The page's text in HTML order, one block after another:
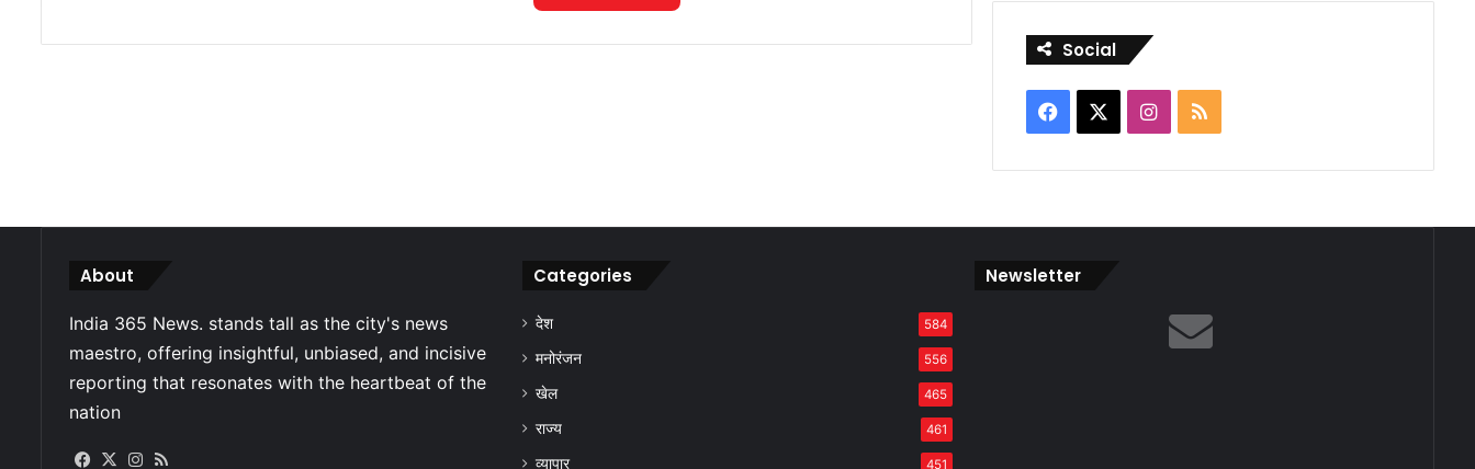
Social
Facebook Instagram
RSS
About
Facebook
X Instagram
Categories
देश 584
मनोरंजन 556
खेल 465
राज्य 461
व्यापार 451
Newsletter